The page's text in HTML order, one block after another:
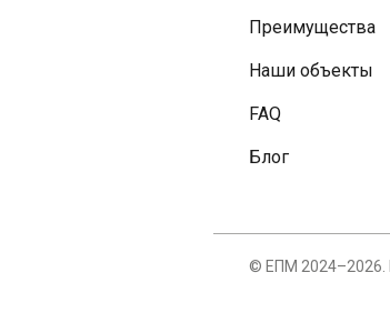
© ЕПМ 2024–2026.
Блог
FAQ
Наши объекты
Преимущества